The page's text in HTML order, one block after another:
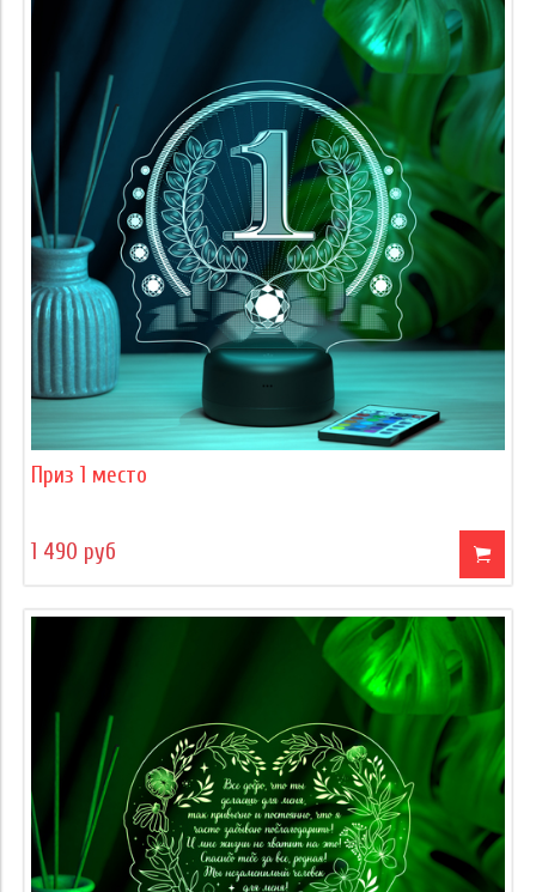
Приз 1 место
1 490 руб